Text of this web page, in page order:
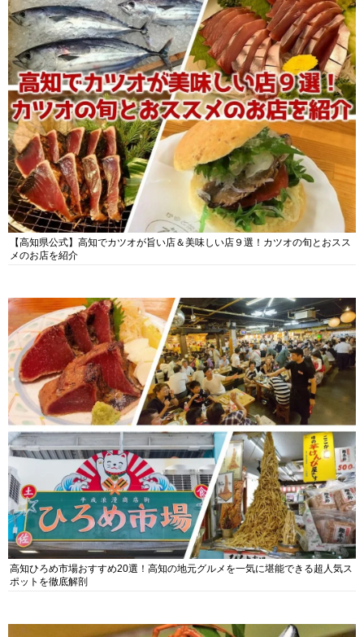
【高知県公式】高知でカツオが旨い店＆美味しい店９選！カツオの旬とおスス
メのお店を紹介
高知ひろめ市場おすすめ20選！高知の地元グルメを一気に堪能できる超人気ス
ポットを徹底解剖